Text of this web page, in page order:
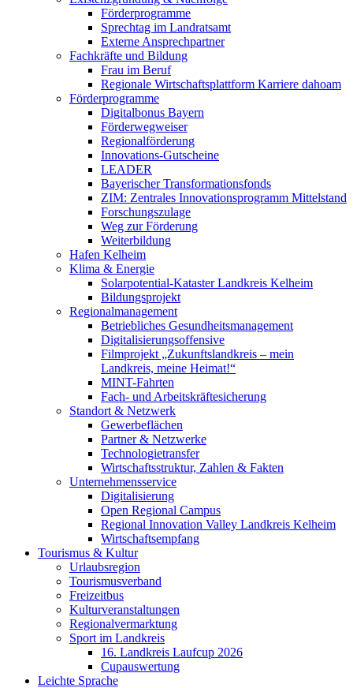
Förderprogramme
Sprechtag im Landratsamt
Externe Ansprechpartner
Fachkräfte und Bildung
Frau im Beruf
Regionale Wirtschaftsplattform Karriere dahoam
Förderprogramme
Digitalbonus Bayern
Förderwegweiser
Regionalförderung
Innovations-Gutscheine
LEADER
Bayerischer Transformationsfonds
ZIM: Zentrales Innovationsprogramm Mittelstand
Forschungszulage
Weg zur Förderung
Weiterbildung
Hafen Kelheim
Klima & Energie
Solarpotential-Kataster Landkreis Kelheim
Bildungsprojekt
Regionalmanagement
Betriebliches Gesundheitsmanagement
Digitalisierungsoffensive
Filmprojekt „Zukunftslandkreis – mein
Landkreis, meine Heimat!“
MINT-Fahrten
Fach- und Arbeitskräftesicherung
Standort & Netzwerk
Gewerbeflächen
Partner & Netzwerke
Technologietransfer
Wirtschaftsstruktur, Zahlen & Fakten
Unternehmensservice
Digitalisierung
Open Regional Campus
Regional Innovation Valley Landkreis Kelheim
Wirtschaftsempfang
Tourismus & Kultur
Urlaubsregion
Tourismusverband
Freizeitbus
Kulturveranstaltungen
Regionalvermarktung
Sport im Landkreis
16. Landkreis Laufcup 2026
Cupauswertung
Leichte Sprache